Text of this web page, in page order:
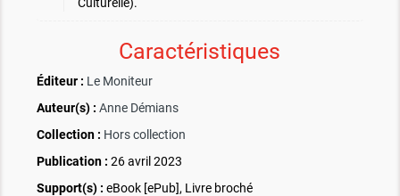
Caractéristiques
Éditeur : Le Moniteur
Auteur(s) : Anne Démians
Collection : Hors collection
Publication : 26 avril 2023
Support(s) : eBook [ePub], Livre broché